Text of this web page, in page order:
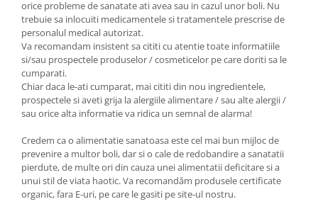
orice probleme de sanatate ati avea sau in cazul unor boli. Nu
trebuie sa inlocuiti medicamentele si tratamentele prescrise de
personalul medical autorizat.
Va recomandam insistent sa cititi cu atentie toate informatiile
si/sau prospectele produselor / cosmeticelor pe care doriti sa le
cumparati.
Chiar daca le-ati cumparat, mai cititi din nou ingredientele,
prospectele si aveti grija la alergiile alimentare / sau alte alergii /
sau orice alta informatie va ridica un semnal de alarma!
Credem ca o alimentatie sanatoasa este cel mai bun mijloc de
prevenire a multor boli, dar si o cale de redobandire a sanatatii
pierdute, de multe ori din cauza unei alimentatii deficitare si a
unui stil de viata haotic. Va recomandăm produsele certificate
organic, fara E-uri, pe care le gasiti pe site-ul nostru.